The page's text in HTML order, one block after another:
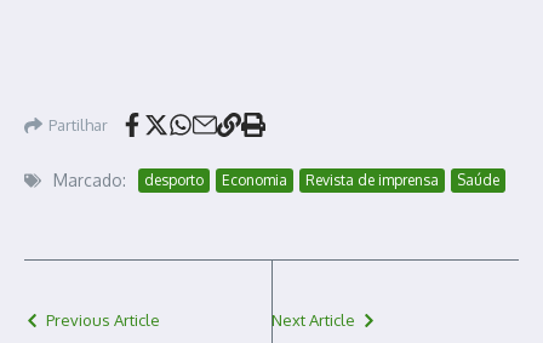
Partilhar
Marcado: desporto Economia Revista de imprensa Saúde
Previous Article Next Article